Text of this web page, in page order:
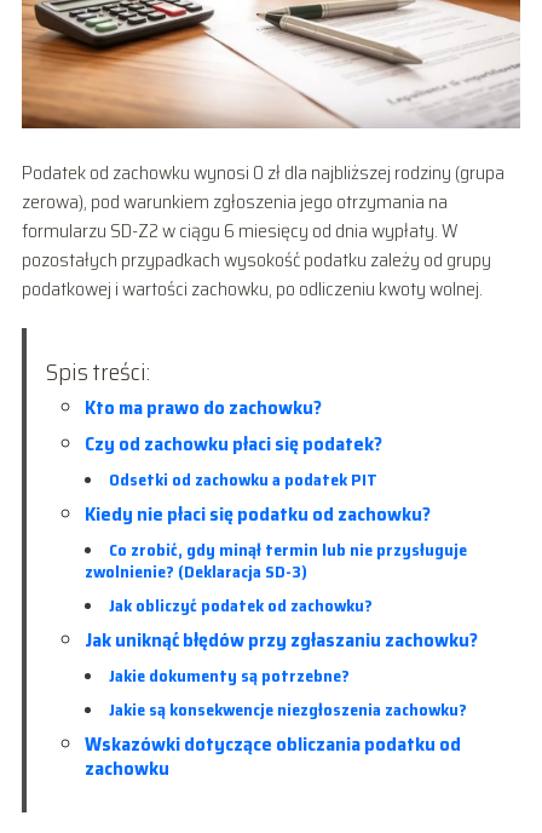
Podatek od zachowku wynosi 0 zł dla najbliższej rodziny (grupa
zerowa), pod warunkiem zgłoszenia jego otrzymania na
formularzu SD-Z2 w ciągu 6 miesięcy od dnia wypłaty. W
pozostałych przypadkach wysokość podatku zależy od grupy
podatkowej i wartości zachowku, po odliczeniu kwoty wolnej.
Spis treści:
Kto ma prawo do zachowku?
Czy od zachowku płaci się podatek?
Odsetki od zachowku a podatek PIT
Kiedy nie płaci się podatku od zachowku?
Co zrobić, gdy minął termin lub nie przysługuje
zwolnienie? (Deklaracja SD-3)
Jak obliczyć podatek od zachowku?
Jak uniknąć błędów przy zgłaszaniu zachowku?
Jakie dokumenty są potrzebne?
Jakie są konsekwencje niezgłoszenia zachowku?
Wskazówki dotyczące obliczania podatku od
zachowku